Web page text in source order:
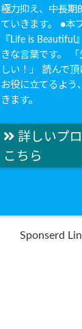
極力抑え、中長期
ていきます。 ●本
『Life is Beautiful
きな言葉です。
しい！」 読んで
お役に立てるよう
きます。
詳しいプ
こちら
Sponserd